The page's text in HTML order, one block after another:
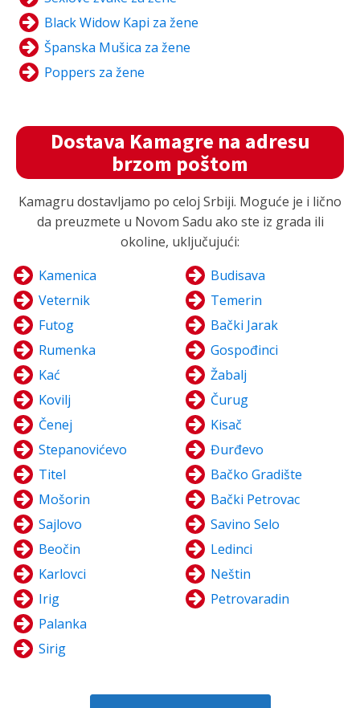
Black Widow Kapi za žene
Španska Mušica za žene
Poppers za žene
Dostava Kamagre na adresu
brzom poštom
Kamagru dostavljamo po celoj Srbiji. Moguće je i lično
da preuzmete u Novom Sadu ako ste iz grada ili
okoline, uključujući:
Kamenica
Veternik
Futog
Rumenka
Kać
Kovilj
Čenej
Stepanovićevo
Budisava
Temerin
Bački Jarak
Gospođinci
Žabalj
Čurug
Kisač
Đurđevo
Titel
Mošorin
Sajlovo
Beočin
Karlovci
Irig
Palanka
Sirig
Bačko Gradište
Bački Petrovac
Savino Selo
Ledinci
Neštin
Petrovaradin